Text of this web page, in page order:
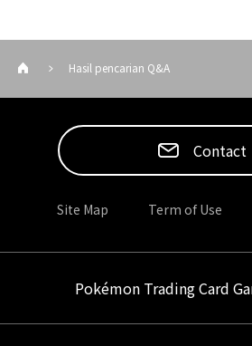
Hasil pencarian Q&A
Contact
Site Map Term of Use
Pokémon Trading Card